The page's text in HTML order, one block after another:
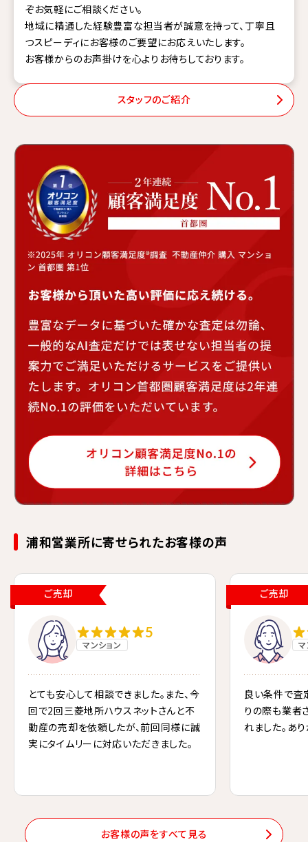
ぞお気軽にご相談ください。
地域に精通した経験豊富な担当者が誠意を持って、丁寧且
つスピーディにお客様のご要望にお応えいたします。
お客様からのお声掛けを心よりお待ちしております。
スタッフのご紹介
浦和営業所に寄せられたお客様の声
ご売却
5
マンション
とても安心して相談できました。また、今
回で2回三菱地所ハウスネットさんと不
動産の売却を依頼したが、前回同様に誠
実にタイムリーに対応いただきました。
ご売却
マ
良い条件で査
りの際も業者
れました。あ
お客様の声をすべて見る